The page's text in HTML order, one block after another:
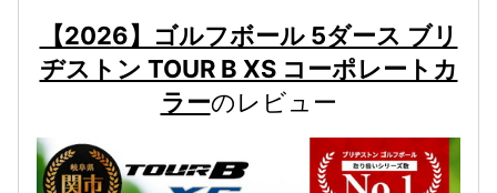
【2026】ゴルフボール 5ダース ブリ
ヂストン TOUR B XS コーポレートカ
ラーのレビュー